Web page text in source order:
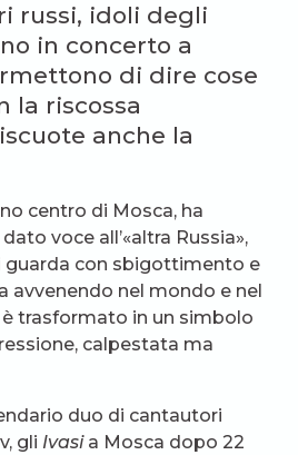
russi, idoli degli
in concerto a
di dire cose
la riscossa
anche la
centro di Mosca, ha
voce all’«altra Russia»,
guarda con sbigottimento e
avvenendo nel mondo e nel
trasformato in un simbolo
calpestata ma
duo di cantautori
gli Ivasia Mosca dopo 22